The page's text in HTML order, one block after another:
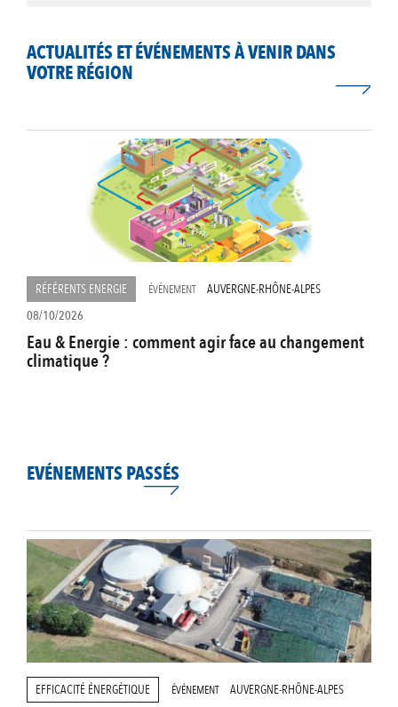
ACTUALITÉS ET ÉVÉNEMENTS À VENIR DANS
VOTRE RÉGION
RÉFÉRENTS ENERGIE ÉVÉNEMENT
AUVERGNE-RHÔNE-ALPES
08/10/2026
Eau & Energie : comment agir face au changement
climatique ?
EVÉNEMENTS PASSÉS
EFFICACITÉ ÉNERGÉTIQUE ÉVÉNEMENT
AUVERGNE-RHÔNE-ALPES